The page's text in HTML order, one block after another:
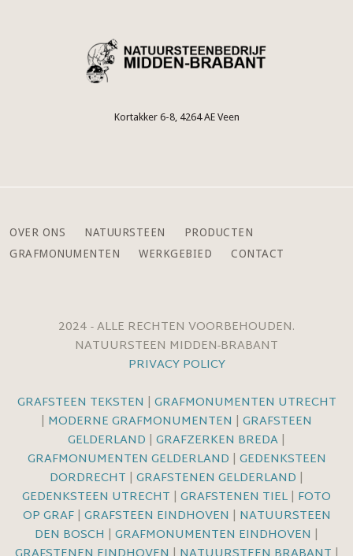
Kortakker 6-8, 4264 AE Veen
OVER ONS NATUURSTEEN
PRODUCTEN
GRAFMONUMENTEN
WERKGEBIED CONTACT
2024 - ALLE RECHTEN VOORBEHOUDEN.
NATUURSTEEN MIDDEN-BRABANT
PRIVACY POLICY
GRAFSTEEN TEKSTEN | GRAFMONUMENTEN UTRECHT
| MODERNE GRAFMONUMENTEN | GRAFSTEEN
GELDERLAND | GRAFZERKEN BREDA|
GRAFMONUMENTEN GELDERLAND | GEDENKSTEEN
DORDRECHT | GRAFSTENEN GELDERLAND |
GEDENKSTEEN UTRECHT | GRAFSTENEN TIEL| FOTO
OP GRAF| GRAFSTEEN EINDHOVEN | NATUURSTEEN
DEN BOSCH | GRAFMONUMENTEN EINDHOVEN |